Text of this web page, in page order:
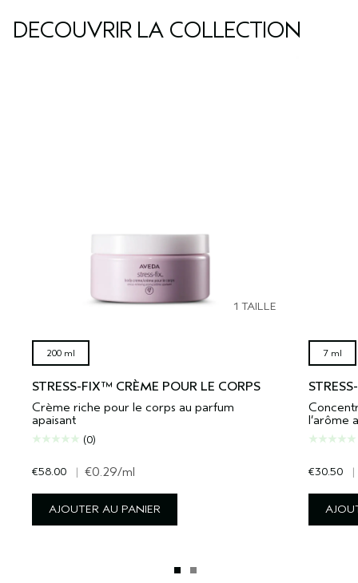
DÉCOUVRIR LA COLLECTION
1 TAILLE
200 ml
STRESS-FIX™ CRÈME POUR LE CORPS
Crème riche pour le corps au parfum
apaisant
(0)
€58.00 | €0.29/ml
AJOUTER AU PANIER
7 ml
l’arôme
€30.50 |